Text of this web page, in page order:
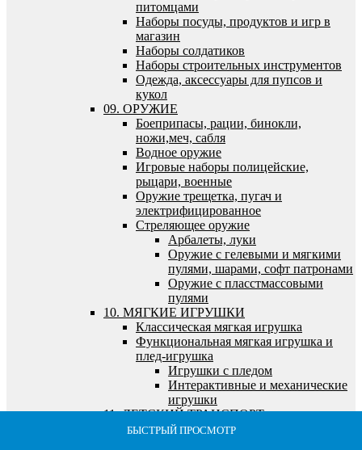
БЫСТРЫЙ ПРОСМОТР
БЫСТРЫЙ ПРОСМОТР
БЫСТРЫЙ ПРОСМОТР
БЫСТРЫЙ ПРОСМОТР
БЫСТРЫЙ ПРОСМОТР
питомцами
Наборы посуды, продуктов и игр в
магазин
Наборы солдатиков
Наборы строительных инструментов
Одежда, аксессуары для пупсов и
кукол
09. ОРУЖИЕ
Боеприпасы, рации, бинокли,
ножи,меч, сабля
Водное оружие
Игровые наборы полицейские,
рыцари, военные
Оружие трещетка, пугач и
электрифицированное
Стреляющее оружие
Арбалеты, луки
Оружие с гелевыми и мягкими
пулями, шарами, софт патронами
Оружие с пласстмассовыми
пулями
10. МЯГКИЕ ИГРУШКИ
Классическая мягкая игрушка
Функциональная мягкая игрушка и
плед-игрушка
Игрушки с пледом
Интерактивные и механические
игрушки
11. ДЕТСКИЙ ТРАНСПОРТ
Велосипеды 2- х колесные